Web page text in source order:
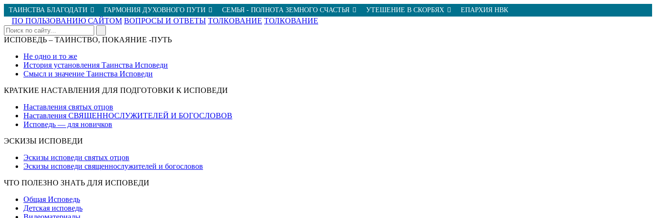
ТАИНСТВА БЛАГОДАТИ ГАРМОНИЯ ДУХОВНОГО ПУТИ СЕМЬЯ - ПОЛНОТА ЗЕМНОГО СЧАСТЬЯ УТЕШЕНИЕ В СКОРБЯХ ЕПАРХИЯ НВК
ПО ПОЛЬЗОВАНИЮ САЙТОМ ВОПРОСЫ И ОТВЕТЫ ТОЛКОВАНИЕ ТОЛКОВАНИЕ
ИСПОВЕДЬ – ТАИНСТВО, ПОКАЯНИЕ -ПУТЬ
Не одно и то же
История установления Таинства Исповеди
Смысл и значение Таинства Исповеди
КРАТКИЕ НАСТАВЛЕНИЯ ДЛЯ ПОДГОТОВКИ К ИСПОВЕДИ
Наставления святых отцов
Наставления СВЯЩЕННОСЛУЖИТЕЛЕЙ И БОГОСЛОВОВ
Исповедь — для новичков
ЭСКИЗЫ ИСПОВЕДИ
Эскизы исповеди святых отцов
Эскизы исповеди священнослужителей и богословов
ЧТО ПОЛЕЗНО ЗНАТЬ ДЛЯ ИСПОВЕДИ
Общая Исповедь
Детская исповедь